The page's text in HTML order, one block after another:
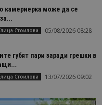
камериерка може да се
Стоилова 05/08/2026 08:28
губят пари заради грешки в
Стоилова 13/07/2026 09:02